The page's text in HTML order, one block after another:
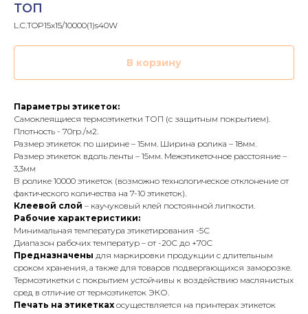
ТОП
L.C.TOP15x15/10000(1)s40W
В корзину
Параметры этикеток:
Самоклеящиеся термоэтикетки ТОП (с защитным покрытием).
Плотность - 70гр./м2.
Размер этикеток по ширине – 15мм. Ширина ролика – 18мм.
Размер этикеток вдоль ленты – 15мм. Межэтикеточное расстояние –
3,3мм
В ролике 10000 этикеток (возможно технологическое отклонение от
фактического количества на 7-10 этикеток).
Клеевой слой – каучуковый клей постоянной липкости.
Рабочие характеристики:
Минимальная температура этикетирования -5С
Диапазон рабочих температур – от -20С до +70С
Предназначены для маркировки продукции с длительным
сроком хранения, а также для товаров подвергающихся заморозке.
Термоэтикетки с покрытием устойчивы к воздействию маслянистых
сред в отличие от термоэтикеток ЭКО.
Печать на этикеткахосуществляется на принтерах этикеток